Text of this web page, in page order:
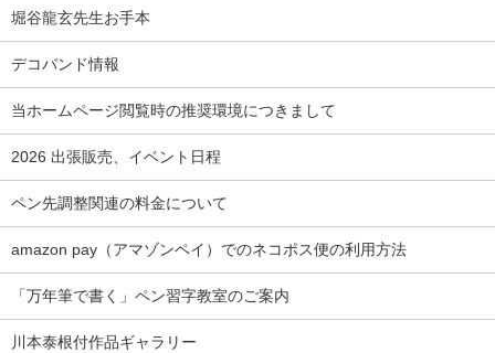
堀谷龍玄先生お手本
デコバンド情報
当ホームページ閲覧時の推奨環境につきまして
2026 出張販売、イベント日程
ペン先調整関連の料金について
amazon pay（アマゾンペイ）でのネコポス便の利用方法
「万年筆で書く」ペン習字教室のご案内
川本泰根付作品ギャラリー